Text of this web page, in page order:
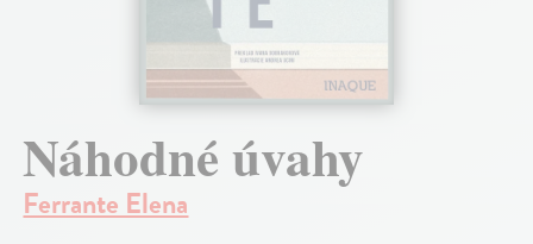
Náhodné úvahy
Ferrante Elena